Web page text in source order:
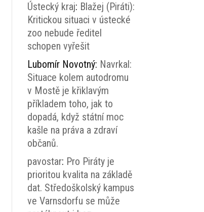
Ústecký kraj: Blažej (Piráti):
Kritickou situaci v ústecké
zoo nebude ředitel
schopen vyřešit
Lubomír Novotný: Navrkal:
Situace kolem autodromu
v Mostě je křiklavým
příkladem toho, jak to
dopadá, když státní moc
kašle na práva a zdraví
občanů.
pavostar: Pro Piráty je
prioritou kvalita na základě
dat. Středoškolský kampus
ve Varnsdorfu se může